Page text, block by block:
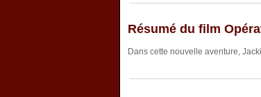
Résumé du film
Dans cette nouvelle aventure,